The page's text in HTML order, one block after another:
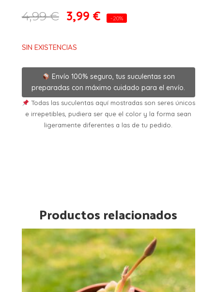
4,99€ 3,99 € -20%
SIN EXISTENCIAS
Envío 100% seguro, tus suculentas son
preparadas con máximo cuidado para el envío.
Todas las suculentas aquí mostradas son seres únicos
e irrepetibles, pudiera ser que el color y la forma sean
ligeramente diferentes a las de tu pedido.
Productos relacionados